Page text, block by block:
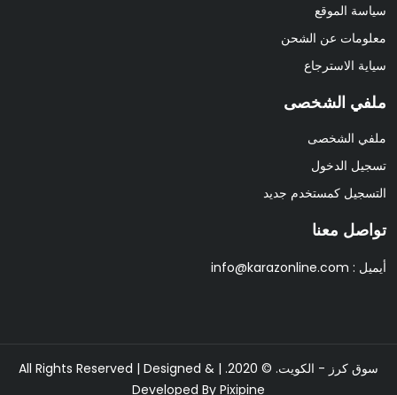
سياسة الموقع
معلومات عن الشحن
سياية الاسترجاع
ملفي الشخصى
ملفي الشخصى
تسجيل الدخول
التسجيل كمستخدم جديد
تواصل معنا
أيميل : info@karazonline.com
سوق كرز - الكويت. © 2020. | All Rights Reserved | Designed &
Developed By Pixipine